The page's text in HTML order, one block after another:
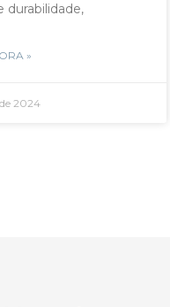
durabilidade,
»
2024